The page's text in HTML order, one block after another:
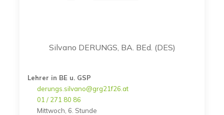
Silvano DERUNGS, BA. BEd. (DES)
Lehrer in BE u. GSP
derungs.silvano@grg21f26.at
01 / 271 80 86
Mittwoch, 6. Stunde